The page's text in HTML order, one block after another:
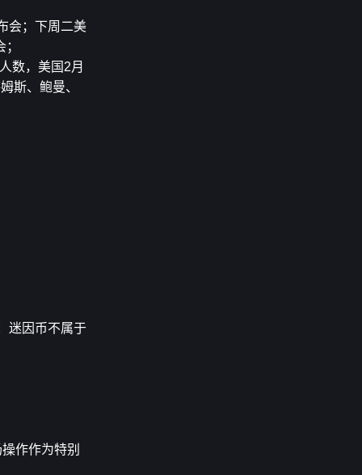
会；下周二美
数，美国2月
斯、鲍曼、
迷因币不属于
作作为特别